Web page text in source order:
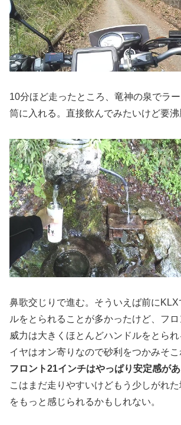
10分ほど走ったところ、竜神の泉でラ
筒に入れる。直接飲んでみたいけど要沸
鼻歌交じりで進む。そういえば前にKLX
ルをとられることが多かったけど、フ
威力は大きくほとんどハンドルをとら
イヤはオン寄りなので砂利をつかみそこ
フロント21インチはやっぱり安定感があ
こはまだ走りやすいけどもう少しがれ
をもっと感じられるかもしれない。